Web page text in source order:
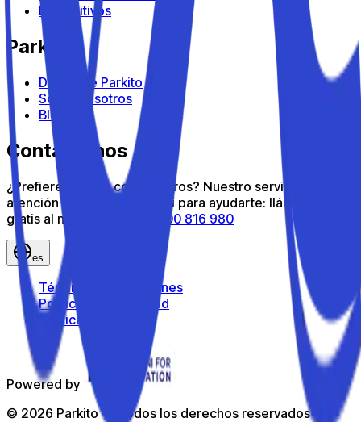
Dispositivos
Parkito
Descubre Parkito
Sobre nosotros
Blog
Contáctanos
¿Prefieres hablar con nosotros? Nuestro servicio de
atención al cliente está aquí para ayudarte: llámanos
gratis al número gratuito
800 816 980
es
Términos y condiciones
Política de privacidad
Política de cookies
Powered by
© 2026 Parkito — Todos los derechos reservados